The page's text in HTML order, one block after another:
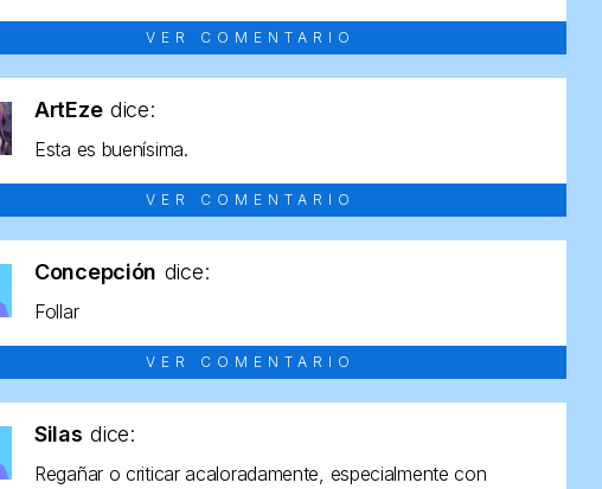
VER COMENTARIO
ArtEze dice:
Esta es buenísima.
VER COMENTARIO
Concepción dice:
Follar
VER COMENTARIO
Silas dice:
Regañar o criticar acaloradamente, especialmente con